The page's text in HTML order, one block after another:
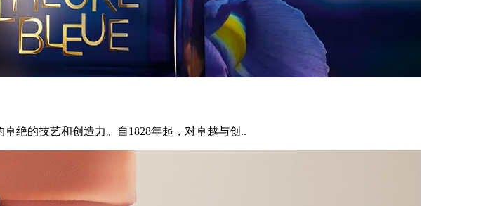
绝的技艺和创造力。自1828年起，对卓越与创..